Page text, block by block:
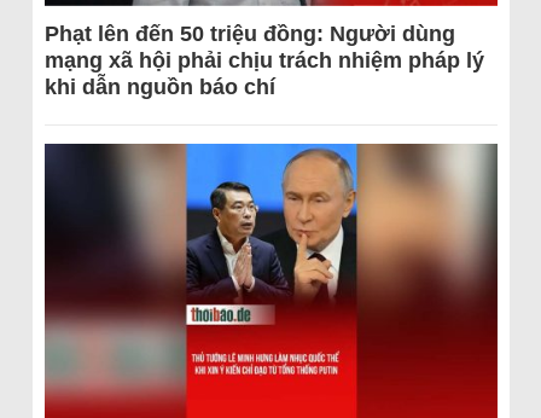
Phạt lên đến 50 triệu đồng: Người dùng
mạng xã hội phải chịu trách nhiệm pháp lý
khi dẫn nguồn báo chí